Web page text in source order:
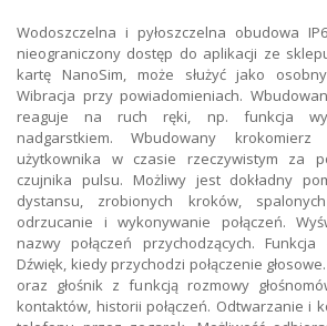
Wodoszczelna i pyłoszczelna obudowa
nieograniczony dostęp do aplikacji ze
kartę NanoSim, może służyć jako
Wibracja przy powiadomieniach.
reaguje na ruch ręki, np. funkcja
nadgarstkiem. Wbudowany krokomierz
użytkownika w czasie rzeczywistym za
czujnika pulsu. Możliwy jest dokładny
dystansu, zrobionych kroków,
odrzucanie i wykonywanie połączeń.
nazwy połączeń przychodzących.
Dźwięk, kiedy przychodzi połączenie
oraz głośnik z funkcją rozmowy
kontaktów, historii połączeń. Odtwarzanie i